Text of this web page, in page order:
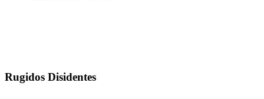
Rugidos Disidentes